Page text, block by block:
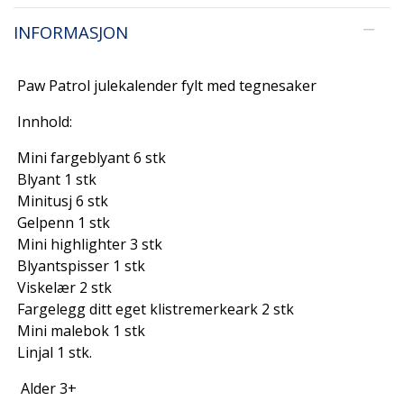
INFORMASJON
Paw Patrol julekalender fylt med tegnesaker
Innhold:
Mini fargeblyant 6 stk
Blyant 1 stk
Minitusj 6 stk
Gelpenn 1 stk
Mini highlighter 3 stk
Blyantspisser 1 stk
Viskelær 2 stk
Fargelegg ditt eget klistremerkeark 2 stk
Mini malebok 1 stk
Linjal 1 stk.
Alder 3+